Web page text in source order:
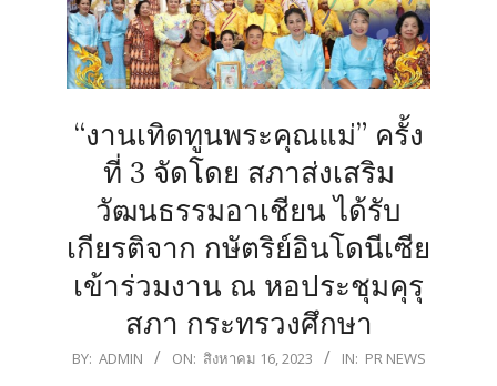
“งานเทิดทูนพระคุณแม่” ครั้ง
ที่ 3 จัดโดย สภาส่งเสริม
วัฒนธรรมอาเชียน ได้รับ
เกียรติจาก กษัตริย์อินโดนีเซีย
เข้าร่วมงาน ณ หอประชุมคุรุ
สภา กระทรวงศึกษา
2023-
BY: ADMIN ON: สิงหาคม 16, 2023 IN: PR NEWS